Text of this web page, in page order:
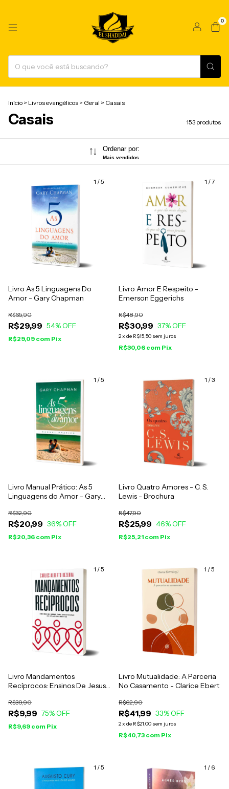
0
Início > Livros evangélicos > Geral > Casais
Casais 153 produtos
Ordenar por:
Mais vendidos
1 /5
Livro As 5 Linguagens Do
Amor - Gary Chapman
R$29,99
R$65,90
54% OFF
R$29,09 com Pix
1 /7
Livro Amor E Respeito -
Emerson Eggerichs
R$30,99
R$48,90
37% OFF
2x de R$15,50 sem juros
R$30,06 com Pix
1 /5
Livro Manual Prático: As 5
Linguagens do Amor - Gary
R$20,99
R$32,90
36% OFF
R$20,36 com Pix
1 /3
Livro Quatro Amores - C. S.
Lewis - Brochura
R$25,99
R$47,90
46% OFF
R$25,21 com Pix
1 /5
Livro Mandamentos
Recíprocos: Ensinos De Jesus
Relacionamentos - Carlos
Alberto Bezerra
R$9,99
R$39,90
75% OFF
R$9,69 com Pix
1 /5
Livro Mutualidade: A Parceria
No Casamento - Clarice Ebert
R$41,99
R$62,90
33% OFF
2x de R$21,00 sem juros
R$40,73 com Pix
1 /5 1 / 6